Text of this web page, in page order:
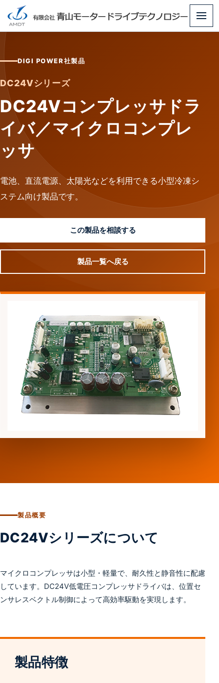
メ
DIGI POWER社製品
DC24Vシリーズ
DC24Vコンプレッサドラ
イバ／マイクロコンプレ
ッサ
電池、直流電源、太陽光などを利用できる小型冷凍シ
ステム向け製品です。
この製品を相談する
製品一覧へ戻る
製品概要
DC24Vシリーズについて
マイクロコンプレッサは小型・軽量で、耐久性と静音性に配慮
しています。DC24V低電圧コンプレッサドライバは、位置セ
ンサレスベクトル制御によって高効率駆動を実現します。
製品特徴